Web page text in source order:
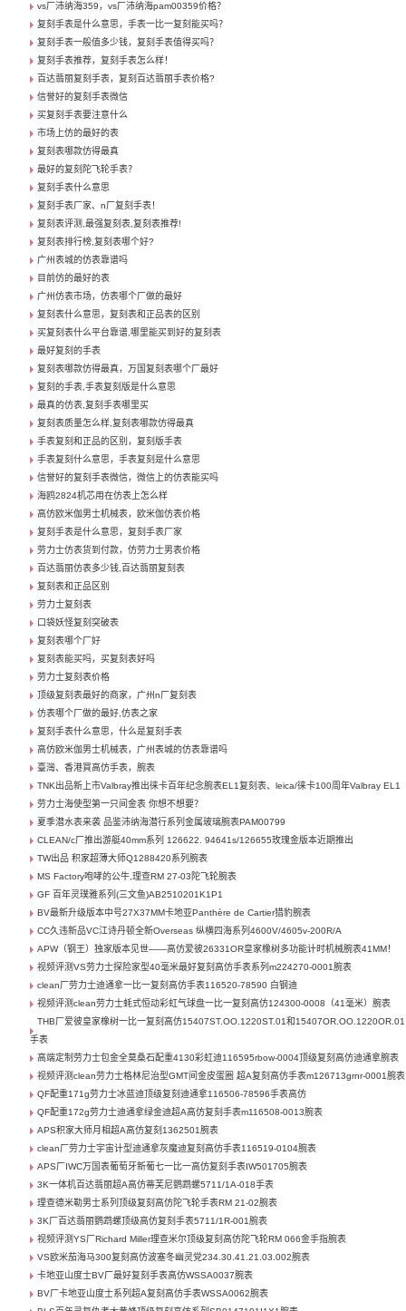
vs厂沛纳海359，vs厂沛纳海pam00359价格？
复刻手表是什么意思，手表一比一复刻能买吗？
复刻手表一般值多少钱，复刻手表值得买吗？
复刻手表推荐，复刻手表怎么样！
百达翡丽复刻手表，复刻百达翡丽手表价格?
信誉好的复刻手表微信
买复刻手表要注意什么
市场上仿的最好的表
复刻表哪款仿得最真
最好的复刻陀飞轮手表？
复刻手表什么意思
复刻手表厂家、n厂复刻手表！
复刻表评测,最强复刻表,复刻表推荐!
复刻表排行榜,复刻表哪个好?
广州表城的仿表靠谱吗
目前仿的最好的表
广州仿表市场，仿表哪个厂做的最好
复刻表什么意思，复刻表和正品表的区别
买复刻表什么平台靠谱,哪里能买到好的复刻表
最好复刻的手表
复刻表哪款仿得最真，万国复刻表哪个厂最好
复刻的手表,手表复刻版是什么意思
最真的仿表,复刻手表哪里买
复刻表质量怎么样,复刻表哪款仿得最真
手表复刻和正品的区别，复刻版手表
手表复刻什么意思，手表复刻是什么意思
信誉好的复刻手表微信，微信上的仿表能买吗
海鸥2824机芯用在仿表上怎么样
高仿欧米伽男士机械表，欧米伽仿表价格
复刻手表是什么意思，复刻手表厂家
劳力士仿表货到付款，仿劳力士男表价格
百达翡丽仿表多少钱,百达翡丽复刻表
复刻表和正品区别
劳力士复刻表
口袋妖怪复刻突破表
复刻表哪个厂好
复刻表能买吗，买复刻表好吗
劳力士复刻表价格
顶级复刻表最好的商家，广州n厂复刻表
仿表哪个厂做的最好,仿表之家
复刻手表什么意思，什么是复刻手表
高仿欧米伽男士机械表，广州表城的仿表靠谱吗
臺灣、香港買高仿手表，腕表
TNK出品新上市Valbray推出徕卡百年纪念腕表EL1复刻表、leica/徕卡100周年Valbray EL1
劳力士海使型第一只间金表 你想不想要？
夏季潜水表来袭 品鉴沛纳海潜行系列金属玻璃腕表PAM00799
CLEAN/c厂推出游艇40mm系列 126622. 94641s/126655玫瑰金版本近期推出
TW出品 积家超薄大师Q1288420系列腕表
MS Factory咆哮的公牛,理查RM 27-03陀飞轮腕表
GF 百年灵璞雅系列(三文鱼)AB2510201K1P1
BV最新升级版本中号27X37MM卡地亚Panthère de Cartier猎豹腕表
CC久违新品VC江诗丹顿全新Overseas 纵横四海系列4600V/4605v-200R/A
APW（钢王）独家版本见世——高仿爱彼26331OR皇家橡树多功能计时机械腕表41MM！
视频评测VS劳力士探险家型40毫米最好复刻高仿手表系列m224270-0001腕表
clean厂劳力士迪通拿一比一复刻高仿手表116520-78590 白钢迪
视频评测clean劳力士蚝式恒动彩虹气球盘一比一复刻高仿124300-0008（41毫米）腕表
THB厂爱彼皇家橡树一比一复刻高仿15407ST.OO.1220ST.01和15407OR.OO.1220OR.01
手表
高端定制劳力士包金全莫桑石配重4130彩虹迪116595rbow-0004顶级复刻高仿迪通拿腕表
视频评测clean劳力士格林尼治型GMT间金皮蛋圈 超A复刻高仿手表m126713grnr-0001腕表
QF配重171g劳力士冰蓝迪顶级复刻迪通拿116506-78596手表高仿
QF配重172g劳力士迪通拿绿金迪超A高仿复刻手表m116508-0013腕表
APS积家大师月相超A高仿复刻1362501腕表
clean厂劳力士宇宙计型迪通拿灰魔迪复刻高仿手表116519-0104腕表
APS厂IWC万国表葡萄牙新葡七一比一高仿复刻手表IW501705腕表
3K一体机百达翡丽超A高仿蒂芙尼鹦鹉螺5711/1A-018手表
理查德米勒男士系列顶级复刻高仿陀飞轮手表RM 21-02腕表
3K厂百达翡丽鹦鹉螺顶级高仿复刻手表5711/1R-001腕表
视频评测YS厂Richard Miller理查米尔顶级复刻高仿陀飞轮RM 066金手指腕表
VS欧米茄海马300复刻高仿波塞冬幽灵党234.30.41.21.03.002腕表
卡地亚山度士BV厂最好复刻手表高仿WSSA0037腕表
BV厂卡地亚山度士系列超A复刻高仿手表WSSA0062腕表